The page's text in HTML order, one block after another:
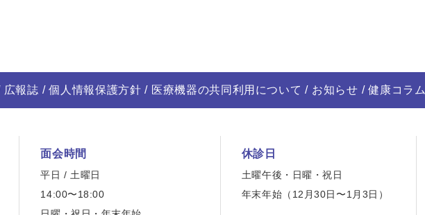
広報誌 個人情報保護方針 医療機器の共同利用について お知らせ 健康コラム
面会時間
平日 / 土曜日
14:00〜18:00
休診日
土曜午後・日曜・祝日
年末年始（12月30日〜1月3日）